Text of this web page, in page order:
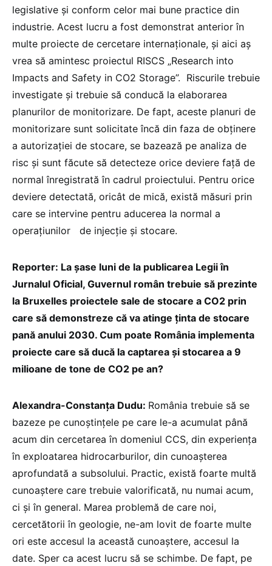
legislative și conform celor mai bune practice din
industrie. Acest lucru a fost demonstrat anterior în
multe proiecte de cercetare internaționale, și aici aș
vrea să amintesc proiectul RISCS „Research into
Impacts and Safety in CO2 Storage”. Riscurile trebuie
investigate și trebuie să conducă la elaborarea
planurilor de monitorizare. De fapt, aceste planuri de
monitorizare sunt solicitate încă din faza de obținere
a autorizației de stocare, se bazează pe analiza de
risc și sunt făcute să detecteze orice deviere față de
normal înregistrată în cadrul proiectului. Pentru orice
deviere detectată, oricât de mică, există măsuri prin
care se intervine pentru aducerea la normal a
operațiunilor de injecție și stocare.
Reporter: La șase luni de la publicarea Legii în
Jurnalul Oficial, Guvernul român trebuie să prezinte
la Bruxelles proiectele sale de stocare a CO2 prin
care să demonstreze că va atinge ținta de stocare
pană anului 2030. Cum poate România implementa
proiecte care să ducă la captarea și stocarea a 9
milioane de tone de CO2 pe an?
Alexandra-Constanța Dudu: România trebuie să se
bazeze pe cunoștințele pe care le-a acumulat până
acum din cercetarea în domeniul CCS, din experiența
în exploatarea hidrocarburilor, din cunoașterea
aprofundată a subsolului. Practic, există foarte multă
cunoaștere care trebuie valorificată, nu numai acum,
ci și în general. Marea problemă de care noi,
cercetătorii în geologie, ne-am lovit de foarte multe
ori este accesul la această cunoaștere, accesul la
date. Sper ca acest lucru să se schimbe. De fapt, pe